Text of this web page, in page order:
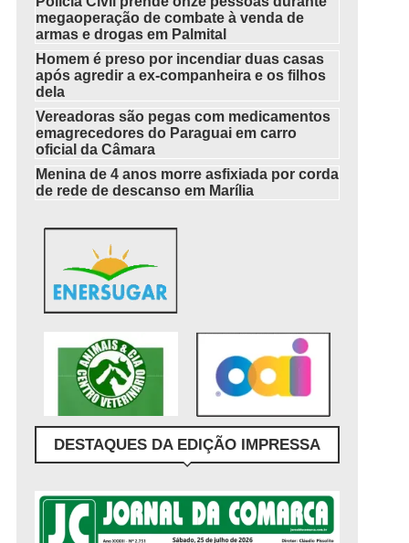
megaoperação de combate à venda de
armas e drogas em Palmital
Homem é preso por incendiar duas casas
após agredir a ex-companheira e os filhos
dela
Vereadoras são pegas com medicamentos
emagrecedores do Paraguai em carro
oficial da Câmara
Menina de 4 anos morre asfixiada por corda
de rede de descanso em Marília
DESTAQUES DA EDIÇÃO IMPRESSA